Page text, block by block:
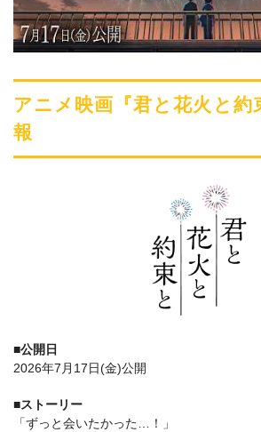
アニメ映画『君と花火と約
報
■公開日
2026年7月17日(金)公開
■ストーリー
「ずっと会いたかった…！」